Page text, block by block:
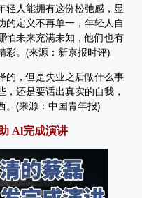
人能拥有这份松弛感，显
的定义不再单一，年轻人自
怕未来充满未知，他们也有
彩。(来源：新京报时评)
，但是失业之后做什么事
还是要话出真实的自我，
。(来源：中国青年报)
Al完成演讲